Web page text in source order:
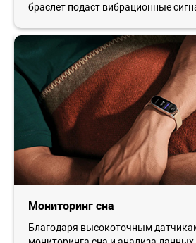
браслет подаст вибрационные
Мониторинг сна
Благодаря высокоточным